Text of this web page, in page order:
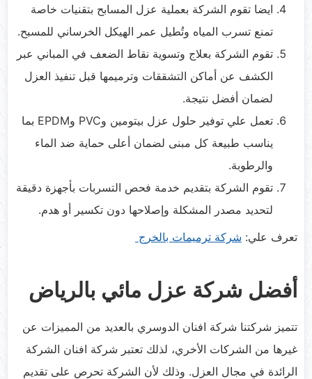
ايضا تقوم الشركة بعملية عزل المسابح بتقنيات خاصة
تمنع تسرب المياه وتُطيل عمر الهيكل الخرساني للمسبح.
تقوم الشركة بعلاج وتسوية نقاط الضعف في المباني عبر
الكشف عن أماكن التشققات وترميمها قبل تنفيذ العزل
لضمان أفضل نتيجة.
تعمل علي توفير حلول عزل بيتومين وPVC وEPDM بما
يناسب طبيعة كل مبنى لضمان أعلى حماية ضد الماء
والرطوبة.
تقوم الشركة بتقديم خدمة فحص التسربات بأجهزة دقيقة
لتحديد مصدر المشكلة وإصلاحها دون تكسير أو هدم.
تعرف علي: شركة ترميمات بالخرج
أفضل شركة عزل مائي بالرياض
تتميز شركتنا شركة افنان الدوسري بالعديد من المميزات عن
غيرها من الشركات الأخري، لذلك تعتبر شركة افنان الشركة
الرائدة في مجال العزل. وذلك لأن الشركة تحرص على تقديم